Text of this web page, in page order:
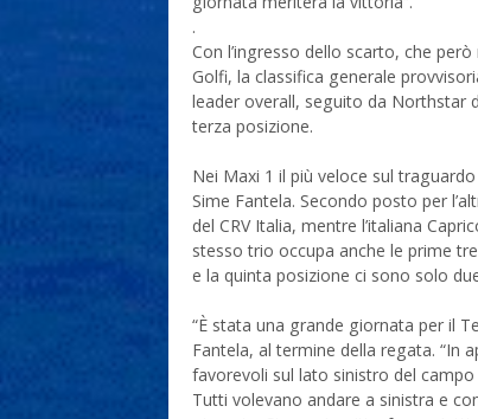
.
Con l’ingresso dello scarto, che
Golfi, la classifica generale
leader overall, seguito da Northstar
terza posizione.
Nei Maxi 1 il più veloce sul
Sime Fantela. Secondo posto per
del CRV Italia, mentre l’italiana
stesso trio occupa anche le prime
e la quinta posizione ci sono solo
“È stata una grande giornata per il
Fantela, al termine della regata. “In
favorevoli sul lato sinistro del
Tutti volevano andare a sinistra e